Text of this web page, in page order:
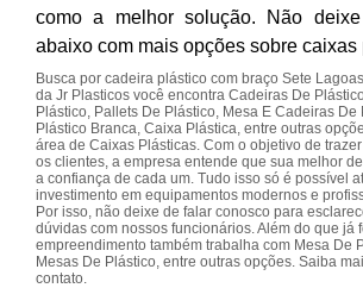
como a melhor solução. Não
abaixo com mais opções sobre caixas
Busca por cadeira plástico com braço Sete
da Jr Plasticos você encontra Cadeiras De
Plástico, Pallets De Plástico, Mesa E Cadeiras De
Plástico Branca, Caixa Plástica, entre outras
área de Caixas Plásticas. Com o objetivo de
os clientes, a empresa entende que sua melhor
a confiança de cada um. Tudo isso só é possível
investimento em equipamentos modernos e
Por isso, não deixe de falar conosco para
dúvidas com nossos funcionários. Além do que já
empreendimento também trabalha com Mesa De
Mesas De Plástico, entre outras opções. Saiba
contato.